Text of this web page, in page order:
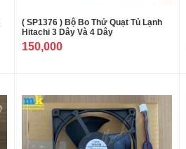
( SP1376 ) Bộ Bo Thử Quạt Tủ Lạnh
Hitachi 3 Dây Và 4 Dây
150,000